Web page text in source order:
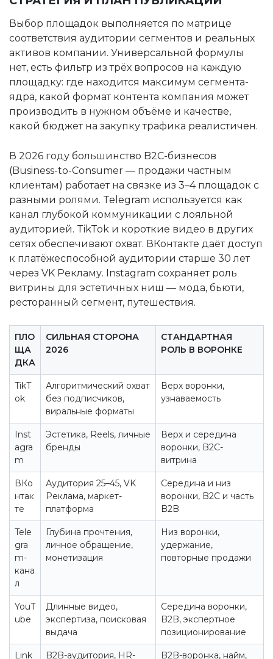
Выбор площадок выполняется по матрице
соответствия аудитории сегментов и реальных
активов компании. Универсальной формулы
нет, есть фильтр из трёх вопросов на каждую
площадку: где находится максимум сегмента-
ядра, какой формат контента компания может
производить в нужном объёме и качестве,
какой бюджет на закупку трафика реалистичен.
В 2026 году большинство B2C-бизнесов
(Business-to-Consumer — продажи частным
клиентам) работает на связке из 3–4 площадок с
разными ролями. Telegram используется как
канал глубокой коммуникации с лояльной
аудиторией. TikTok и короткие видео в других
сетях обеспечивают охват. ВКонтакте даёт доступ
к платёжеспособной аудитории старше 30 лет
через VK Рекламу. Instagram сохраняет роль
витрины для эстетичных ниш — мода, бьюти,
ресторанный сегмент, путешествия.
ПЛО
ЩА
ДКА
СИЛЬНАЯ СТОРОНА
2026
СТАНДАРТНАЯ
РОЛЬ В ВОРОНКЕ
TikT
ok
Алгоритмический охват
без подписчиков,
виральные форматы
Верх воронки,
узнаваемость
Inst
agra
m
Эстетика, Reels, личные
бренды
Верх и середина
воронки, B2C-
витрина
ВКо
нтак
те
Аудитория 25–45, VK
Реклама, маркет-
платформа
Середина и низ
воронки, B2C и часть
B2B
Tele
gra
m-
кана
л
Глубина прочтения,
личное обращение,
монетизация
Низ воронки,
удержание,
повторные продажи
YouT
ube
Длинные видео,
экспертиза, поисковая
выдача
Середина воронки,
B2B, экспертное
позиционирование
Link
B2B-аудитория, HR-
B2B-воронка, найм,